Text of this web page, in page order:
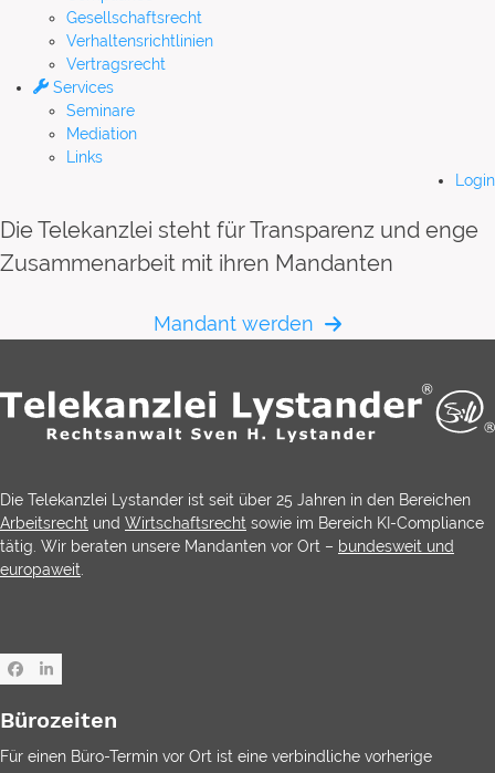
Gesellschaftsrecht
Verhaltensrichtlinien
Vertragsrecht
Services
Seminare
Mediation
Links
Login
Die Telekanzlei steht für Transparenz und enge
Zusammenarbeit mit ihren Mandanten
Mandant werden
Die Telekanzlei Lystander ist seit über 25 Jahren in den Bereichen
Arbeitsrecht und Wirtschaftsrecht sowie im Bereich KI-Compliance
tätig. Wir beraten unsere Mandanten vor Ort – bundesweit und
europaweit.
Facebook
LinkedIn
Bürozeiten
Für einen Büro-Termin vor Ort ist eine verbindliche vorherige